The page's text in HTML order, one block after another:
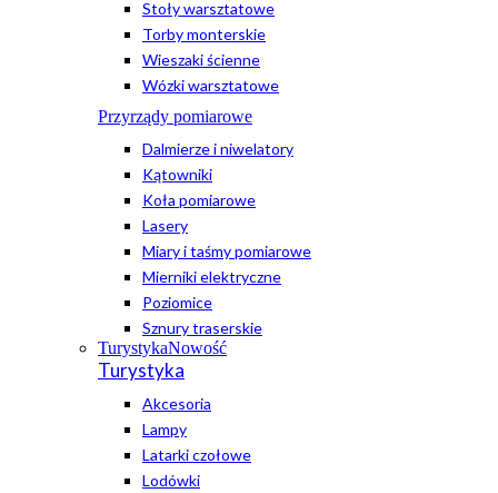
Stoły warsztatowe
Torby monterskie
Wieszaki ścienne
Wózki warsztatowe
Przyrządy pomiarowe
Dalmierze i niwelatory
Kątowniki
Koła pomiarowe
Lasery
Miary i taśmy pomiarowe
Mierniki elektryczne
Poziomice
Sznury traserskie
TurystykaNowość
Turystyka
Akcesoria
Lampy
Latarki czołowe
Lodówki